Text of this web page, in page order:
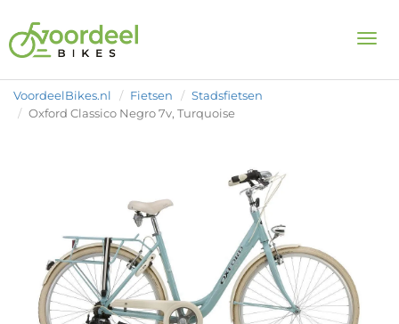
VoordeelBikes.nl Fietsen
Stadsfietsen
Oxford Classico Negro 7v, Turquoise